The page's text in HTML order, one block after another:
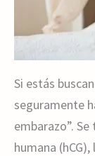
Si estás
seguramente
embarazo”.
humana